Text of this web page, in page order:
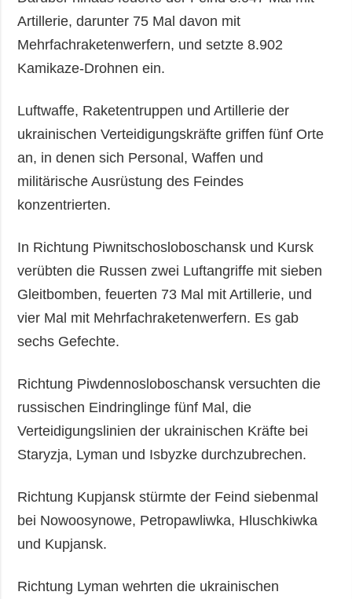
Artillerie, darunter 75 Mal davon mit
Mehrfachraketenwerfern, und setzte 8.902
Kamikaze-Drohnen ein.
Luftwaffe, Raketentruppen und Artillerie der
ukrainischen Verteidigungskräfte griffen fünf Orte
an, in denen sich Personal, Waffen und
militärische Ausrüstung des Feindes
konzentrierten.
In Richtung Piwnitschosloboschansk und Kursk
verübten die Russen zwei Luftangriffe mit sieben
Gleitbomben, feuerten 73 Mal mit Artillerie, und
vier Mal mit Mehrfachraketenwerfern. Es gab
sechs Gefechte.
Richtung Piwdennosloboschansk versuchten die
russischen Eindringlinge fünf Mal, die
Verteidigungslinien der ukrainischen Kräfte bei
Staryzja, Lyman und Isbyzke durchzubrechen.
Richtung Kupjansk stürmte der Feind siebenmal
bei Nowoosynowe, Petropawliwka, Hluschkiwka
und Kupjansk.
Richtung Lyman wehrten die ukrainischen